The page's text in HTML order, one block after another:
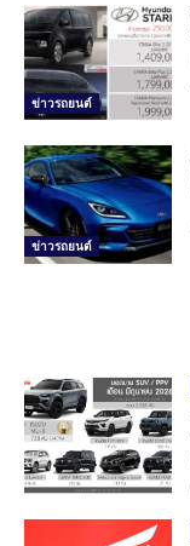
ข่าวรถยนต์
ข่าวรถยนต์